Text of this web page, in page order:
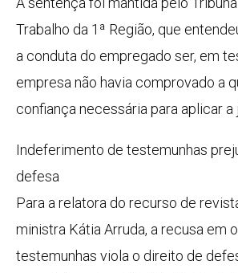
Trabalho da 1ª Região, que
a conduta do empregado ser, em
empresa não havia comprovado a
confiança necessária para aplicar a
Indeferimento de testemunhas
defesa
Para a relatora do recurso de
ministra Kátia Arruda, a recusa em
testemunhas viola o direito de